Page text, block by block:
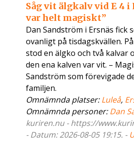
Såg vit älgkalv vid E 4 i
var helt magiskt”
Dan Sandström i Ersnäs fick
ovanligt på tisdagskvällen.
stod en älgko och två kalvar
den ena kalven var vit. –
Sandström som förevigade
familjen.
Omnämnda platser:Luleå,
Omnämnda personer:Dan
kuriren.nu - https://
- Datum: 2026-08-05 19:15. -